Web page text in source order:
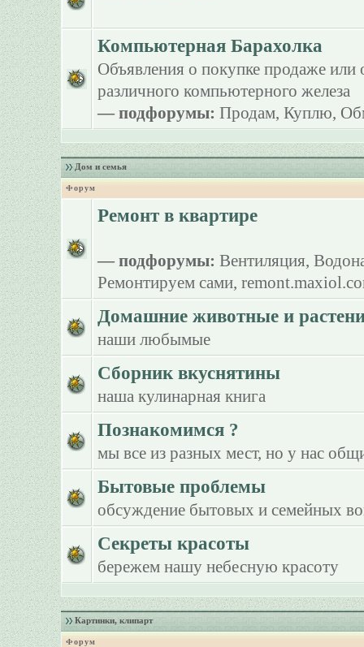
Компьютерная Барахолка
Объявления о покупке продаже или
различного компьютерного железа
— подфорумы: Продам, Куплю,
Дом и семья
Форум
Ремонт в квартире
— подфорумы: Вентиляция,
Ремонтируем сами,
Домашние животные и
наши любымые
Сборник вкуснятины
наша кулинарная книга
Познакомимся ?
мы все из разных мест, но у нас
Бытовые проблемы
обсуждение бытовых и семейных
Секреты красоты
бережем нашу небесную красоту
Картинки, клипарт
Форум